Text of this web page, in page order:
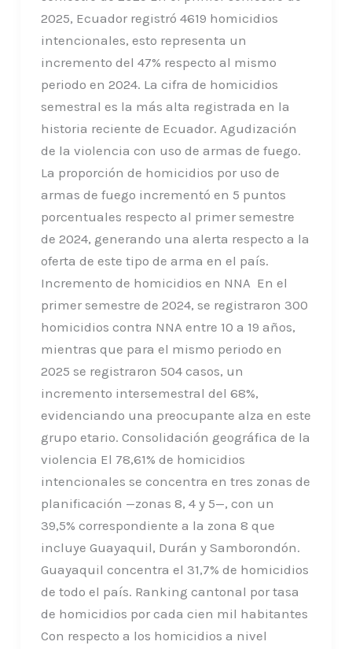
2025, Ecuador registró 4619 homicidios
intencionales, esto representa un
incremento del 47% respecto al mismo
periodo en 2024. La cifra de homicidios
semestral es la más alta registrada en la
historia reciente de Ecuador. Agudización
de la violencia con uso de armas de fuego.
La proporción de homicidios por uso de
armas de fuego incrementó en 5 puntos
porcentuales respecto al primer semestre
de 2024, generando una alerta respecto a la
oferta de este tipo de arma en el país.
Incremento de homicidios en NNA En el
primer semestre de 2024, se registraron 300
homicidios contra NNA entre 10 a 19 años,
mientras que para el mismo periodo en
2025 se registraron 504 casos, un
incremento intersemestral del 68%,
evidenciando una preocupante alza en este
grupo etario. Consolidación geográfica de la
violencia El 78,61% de homicidios
intencionales se concentra en tres zonas de
planificación —zonas 8, 4 y 5—, con un
39,5% correspondiente a la zona 8 que
incluye Guayaquil, Durán y Samborondón.
Guayaquil concentra el 31,7% de homicidios
de todo el país. Ranking cantonal por tasa
de homicidios por cada cien mil habitantes
Con respecto a los homicidios a nivel